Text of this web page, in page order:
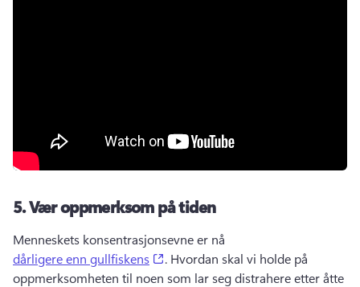
5.Vær oppmerksom på tiden
Menneskets konsentrasjonsevne er nå
dårligere enn gullfiskens
(opens in a new tab)
. Hvordan skal vi holde på
oppmerksomheten til noen som lar seg distrahere etter åtte